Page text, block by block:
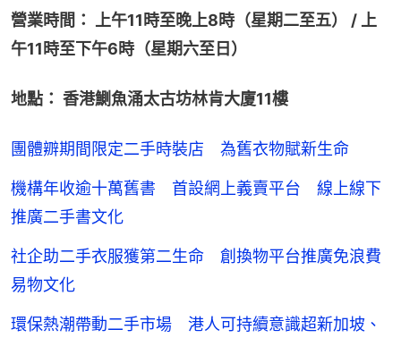
營業時間： 上午11時至晚上8時（星期二至五） / 上
午11時至下午6時（星期六至日）
地點： 香港鰂魚涌太古坊林肯大廈11樓
團體辧期間限定二手時裝店 為舊衣物賦新生命
機構年收逾十萬舊書 首設網上義賣平台 線上線下
推廣二手書文化
社企助二手衣服獲第二生命 創換物平台推廣免浪費
易物文化
環保熱潮帶動二手市場 港人可持續意識超新加坡、